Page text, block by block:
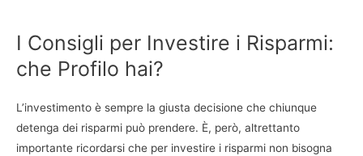
I Consigli per Investire i Risparmi:
che Profilo hai?
L’investimento è sempre la giusta decisione che chiunque
detenga dei risparmi può prendere. È, però, altrettanto
importante ricordarsi che per investire i risparmi non bisogna